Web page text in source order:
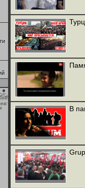
В